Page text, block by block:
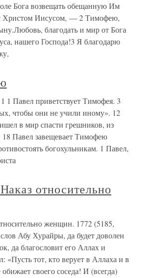
Бога возвещать обещанную Им
Христом Иисусом, — 2 Тимофею,
благодать и мир от Бога
нашего Господа!3 Я благодарю
1 Павел приветствует Тимофея. 3
чтобы они не учили иному». 12
в мир спасти грешников, из
Павел завещевает Тимофею
богохульникам. 1 Павел,
относительно
женщин. 1772 (5185,
Абу Хурайры, да будет доволен
да благословит его Аллах и
«Пусть тот, кто верует в Аллаха и в
своего соседа! И (всегда)